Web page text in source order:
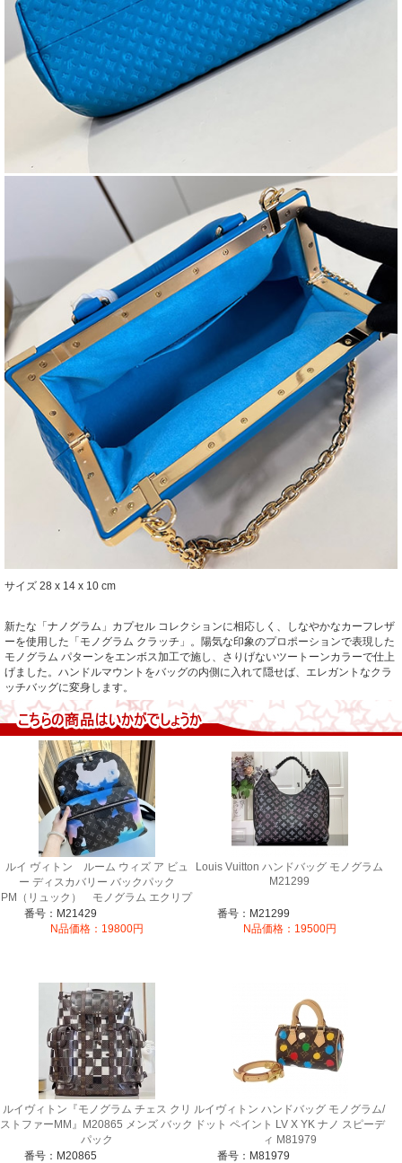
サイズ 28 x 14 x 10 cm
新たな「ナノグラム」カプセル コレクションに相応しく、しなやかなカーフレザ
ーを使用した「モノグラム クラッチ」。陽気な印象のプロポーションで表現した
モノグラム パターンをエンボス加工で施し、さりげないツートーンカラーで仕上
げました。ハンドルマウントをバッグの内側に入れて隠せば、エレガントなクラ
ッチバッグに変身します。
ルイ ヴィトン ルーム ウィズ ア ビュ
ー ディスカバリー バックパック
PM（リュック） モノグラム エクリプ
ス M21429
番号：M21429
N品価格：19800円
Louis Vuitton ハンドバッグ モノグラム
M21299
番号：M21299
N品価格：19500円
ルイヴィトン『モノグラム チェス クリ
ストファーMM』M20865 メンズ バック
パック
番号：M20865
ルイヴィトン ハンドバッグ モノグラム/
ドット ペイント LV X YK ナノ スピーデ
ィ M81979
番号：M81979